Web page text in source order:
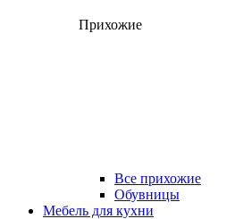
Прихожие
Все прихожие
Обувницы
Мебель для кухни